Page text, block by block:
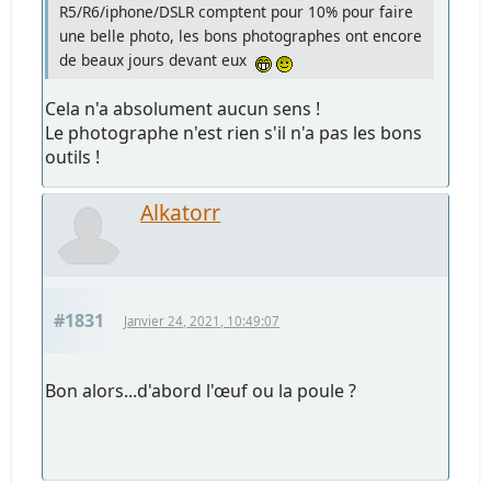
R5/R6/iphone/DSLR comptent pour 10% pour faire
une belle photo, les bons photographes ont encore
de beaux jours devant eux
Cela n'a absolument aucun sens !
Le photographe n'est rien s'il n'a pas les bons
outils !
Alkatorr
#1831 Janvier 24, 2021, 10:49:07
Bon alors...d'abord l'œuf ou la poule ?